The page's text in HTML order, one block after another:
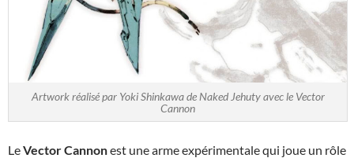
Artwork réalisé par Yoki Shinkawa de Naked Jehuty avec le Vector
Cannon
LeVector Cannonest une arme expérimentale qui joue un rôle